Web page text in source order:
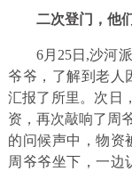
二次登门，他
6月25日,沙河
爷爷，了解到老人
汇报了所里。次日
资，再次敲响了周
的问候声中，物资
周爷爷坐下，一边